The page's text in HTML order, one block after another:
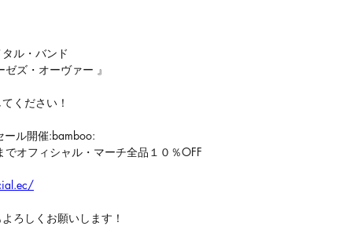
ル・バンド
ゼズ・オーヴァー 』
ください！
ール開催:bamboo:
オフィシャル・マーチ全品１０％OFF
ろしくお願いします！